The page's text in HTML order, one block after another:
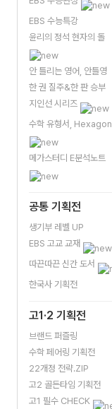
EBS 수능특강
윤리의 정석 현자의 돌
안 틀리는 영어, 안틀영
한 권 질주&한 판 승부
지인선 시리즈
수학 유형서, Hexagon
메가스터디 E분석노트
공통 기획전
생기부 레벨 UP
EBS 고교 교재
따끈따끈 신간 도서
한국사 기획전
고1·2 기획전
브랜드 퍼즐링
수학 페어링 기획전
22개정 전략.ZIP
고2 골든타임 기획전
고1 필수 CHECK